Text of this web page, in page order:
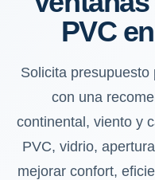
PVC
Solicita
con una
continental, viento y
PVC, vidrio,
mejorar confort,